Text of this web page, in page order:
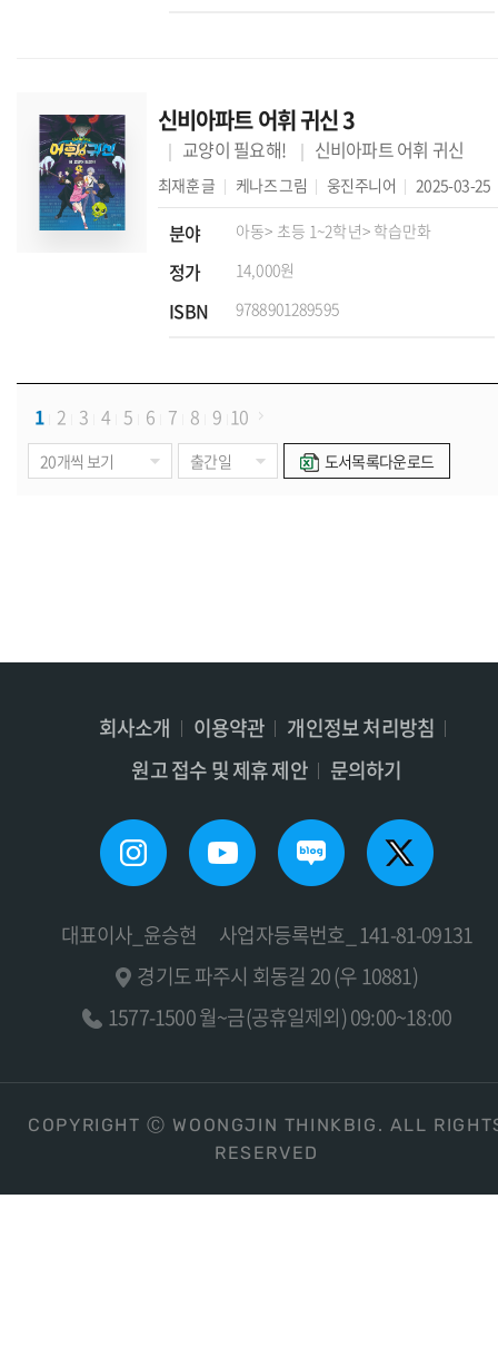
신비아파트 어휘 귀신 3
교양이 필요해! 신비아파트 어휘 귀신
최재훈글 케나즈그림 웅진주니어 2025-03-25
분야 아동> 초등 1~2학년> 학습만화
정가 14,000원
ISBN 9788901289595
1 2 3 4 5 6 7 8 9 10
도서목록다운로드
회사소개 이용약관
개인정보 처리방침
원고 접수 및 제휴 제안
문의하기
대표이사_윤승현
사업자등록번호_ 141-81-09131
경기도 파주시 회동길 20 (우 10881)
1577-1500 월~금(공휴일제외) 09:00~18:00
COPYRIGHT Ⓒ WOONGJIN THINKBIG. ALL
RESERVED